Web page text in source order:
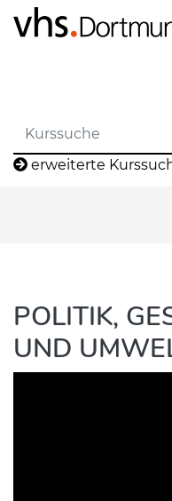
erweiterte
POLITIK,
UND